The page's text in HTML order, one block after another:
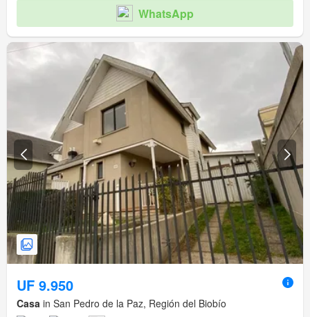
WhatsApp
UF 9.950
Casa in San Pedro de la Paz, Región del Biobío